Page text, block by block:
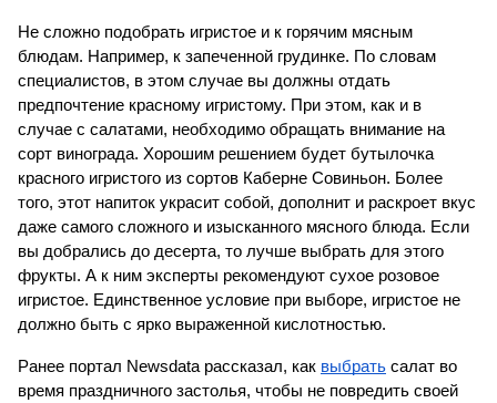
Не сложно подобрать игристое и к горячим мясным
блюдам. Например, к запеченной грудинке. По словам
специалистов, в этом случае вы должны отдать
предпочтение красному игристому. При этом, как и в
случае с салатами, необходимо обращать внимание на
сорт винограда. Хорошим решением будет бутылочка
красного игристого из сортов Каберне Совиньон. Более
того, этот напиток украсит собой, дополнит и раскроет вкус
даже самого сложного и изысканного мясного блюда. Если
вы добрались до десерта, то лучше выбрать для этого
фрукты. А к ним эксперты рекомендуют сухое розовое
игристое. Единственное условие при выборе, игристое не
должно быть с ярко выраженной кислотностью.
Ранее портал Newsdata рассказал, как выбрать салат во
время праздничного застолья, чтобы не повредить своей